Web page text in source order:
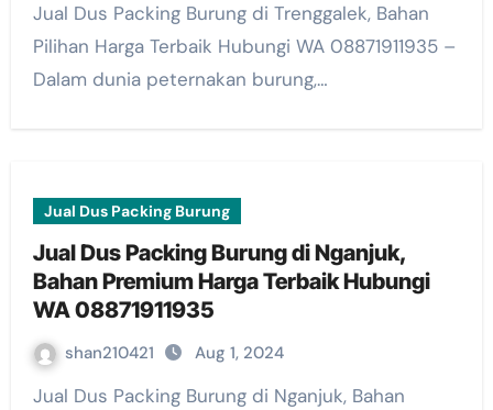
Jual Dus Packing Burung di Trenggalek, Bahan
Pilihan Harga Terbaik Hubungi WA 08871911935 –
Dalam dunia peternakan burung,…
Jual Dus Packing Burung
Jual Dus Packing Burung di Nganjuk,
Bahan Premium Harga Terbaik Hubungi
WA 08871911935
shan210421 Aug 1, 2024
Jual Dus Packing Burung di Nganjuk, Bahan